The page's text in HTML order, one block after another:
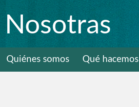
Nosotras
Quiénes somos Qué hacemos